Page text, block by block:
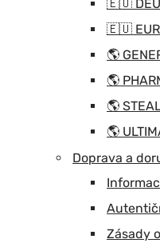
🇪🇺
🇪🇺
🌎
🌎
🌎
🌎
Doprava a
Zásady